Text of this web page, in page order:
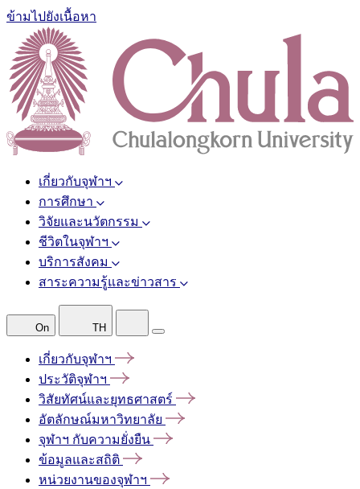
ข้ามไปยังเนื้อหา
เกี่ยวกับจุฬาฯ
การศึกษา
วิจัยและนวัตกรรม
ชีวิตในจุฬาฯ
บริการสังคม
สาระความรู้และข่าวสาร
On TH
เกี่ยวกับจุฬาฯ
ประวัติจุฬาฯ
วิสัยทัศน์และยุทธศาสตร์
อัตลักษณ์มหาวิทยาลัย
จุฬาฯ กับความยั่งยืน
ข้อมูลและสถิติ
หน่วยงานของจุฬาฯ